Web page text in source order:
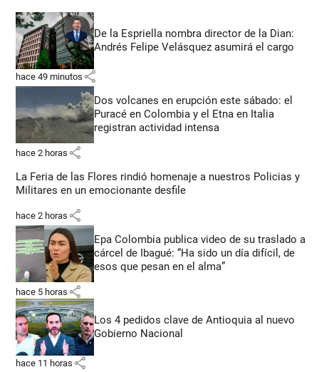
De la Espriella nombra director de la Dian:
Andrés Felipe Velásquez asumirá el cargo
hace 49 minutos share
Dos volcanes en erupción este sábado: el
Puracé en Colombia y el Etna en Italia
registran actividad intensa
hace 2 horas share
La Feria de las Flores rindió homenaje a nuestros Policias y
Militares en un emocionante desfile
hace 2 horas share
Epa Colombia publica video de su traslado a
cárcel de Ibagué: “Ha sido un día difícil, de
esos que pesan en el alma”
hace 5 horas share
Los 4 pedidos clave de Antioquia al nuevo
Gobierno Nacional
hace 11 horas share